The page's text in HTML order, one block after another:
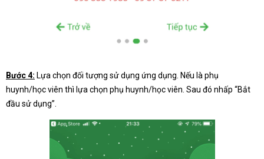
Bước 4: Lựa chọn đối tượng sử dụng ứng dụng. Nếu là phụ
huynh/học viên thì lựa chọn phụ huynh/học viên. Sau đó nhấp “Bắt
đầu sử dụng”.